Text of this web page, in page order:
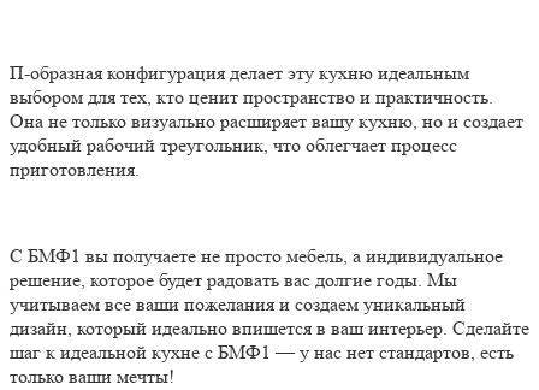
П-образная конфигурация делает эту кухню идеальным
выбором для тех, кто ценит пространство и практичность.
Она не только визуально расширяет вашу кухню, но и создает
удобный рабочий треугольник, что облегчает процесс
приготовления.
С БМФ1 вы получаете не просто мебель, а индивидуальное
решение, которое будет радовать вас долгие годы. Мы
учитываем все ваши пожелания и создаем уникальный
дизайн, который идеально впишется в ваш интерьер. Сделайте
шаг к идеальной кухне с БМФ1 — у нас нет стандартов, есть
только ваши мечты!